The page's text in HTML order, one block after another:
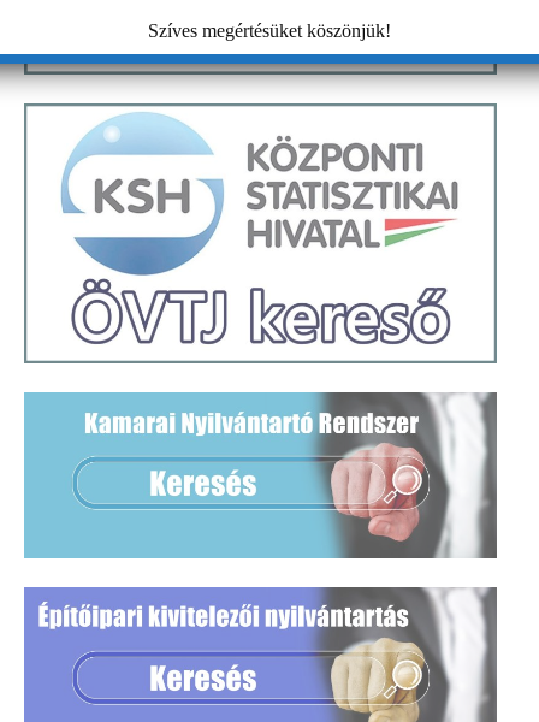
Szíves megértésüket köszönjük!